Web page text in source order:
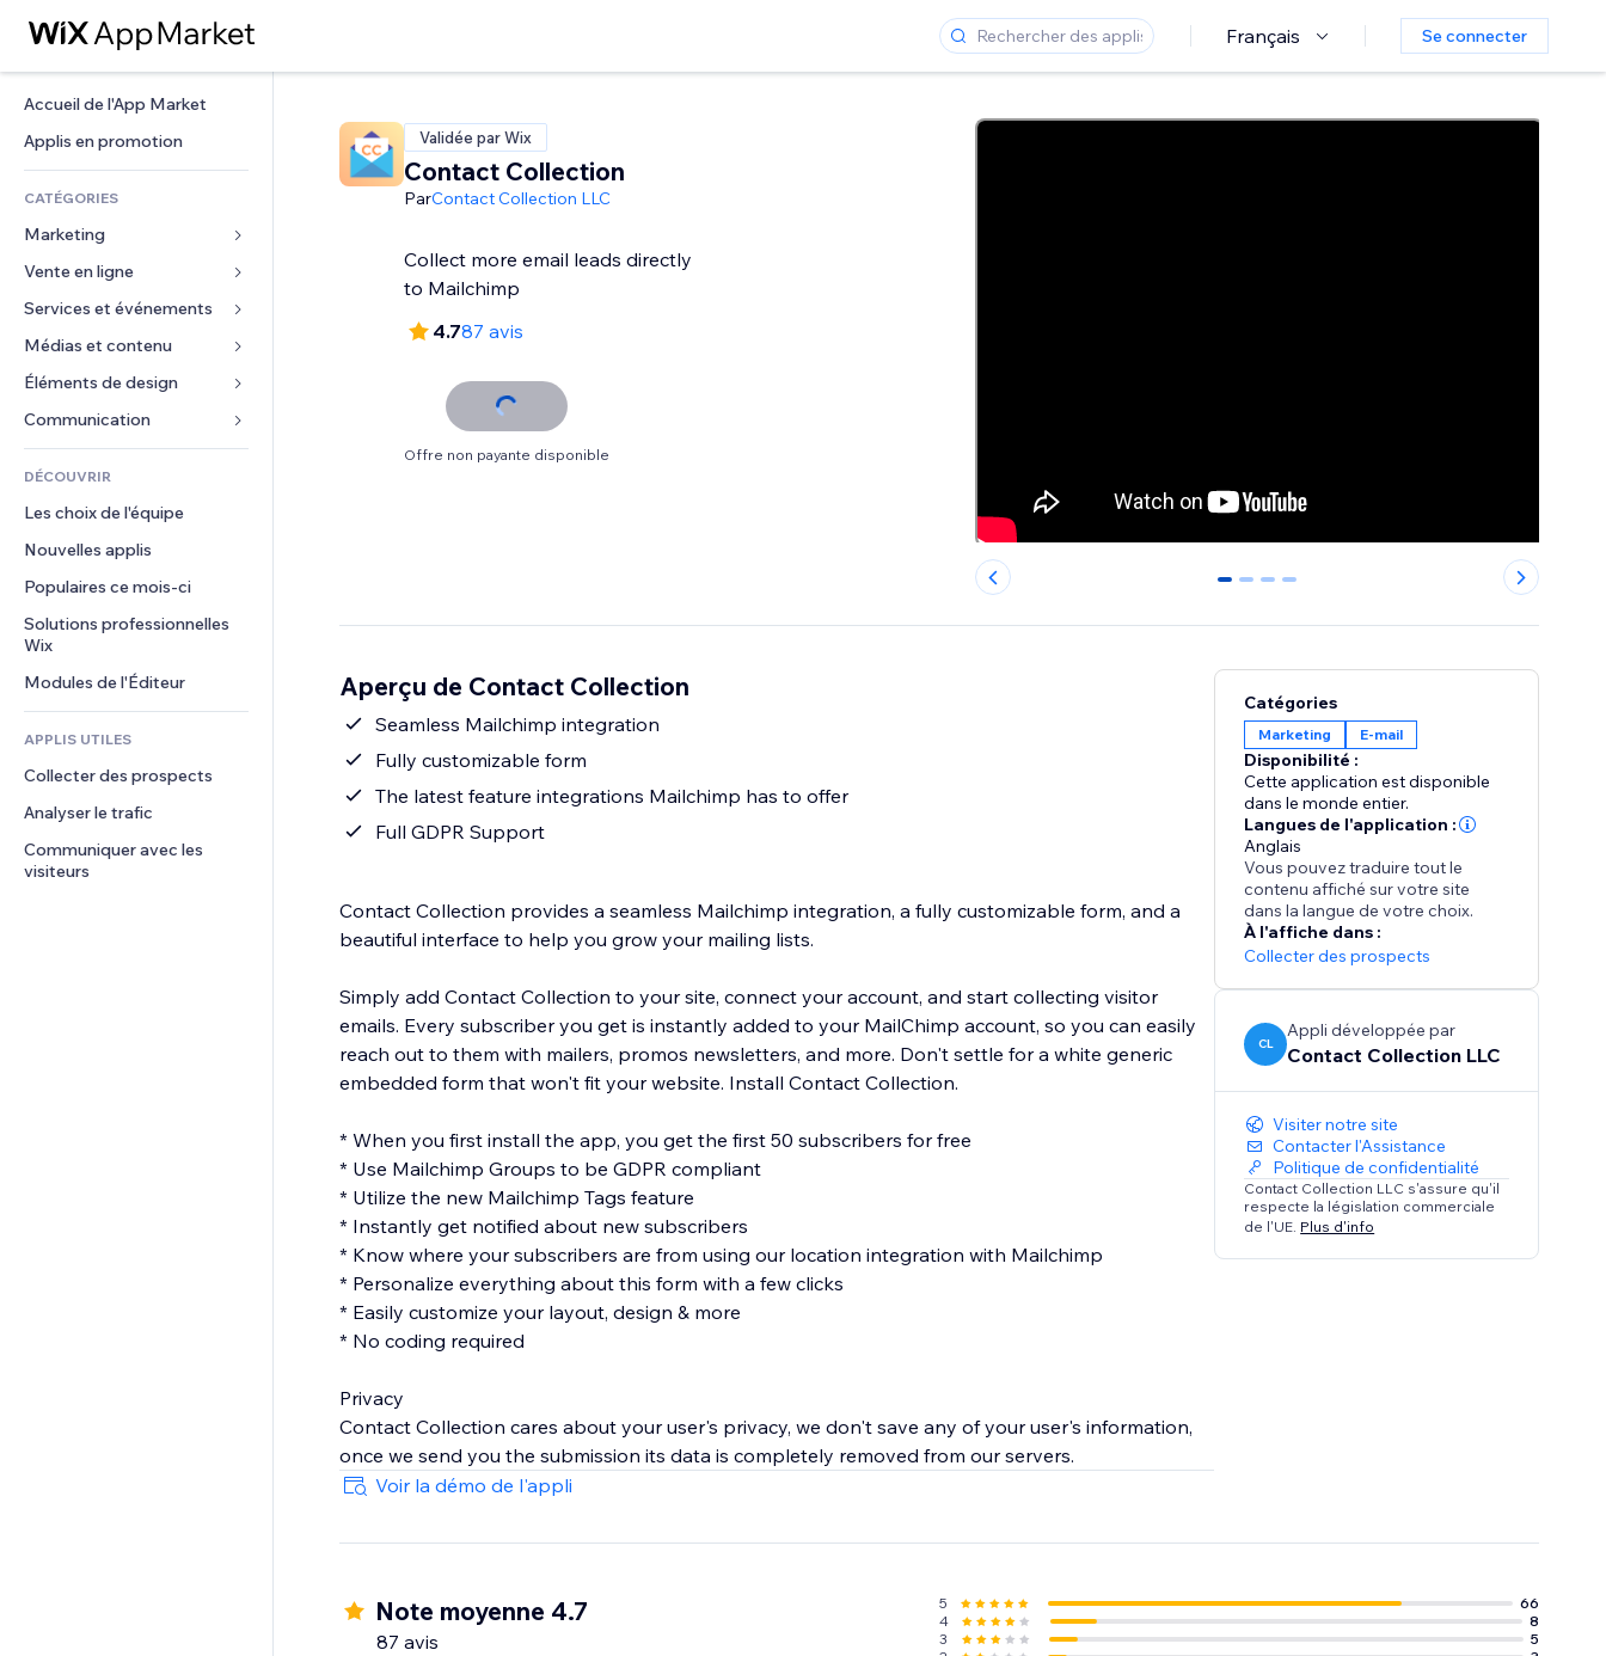
Français Se connecter
Accueil de l'App Market
Applis en promotion
CATÉGORIES
Marketing
Publicités
Mobile
Données analytiques
Réseaux sociaux
Classement de sites
E-mail
Vente en ligne
Applis pour les boutiques
Expédition et livraison
Boutons Vente
Comptabilité
Coupons et fidélisation
Solutions d'entreposage
Financement participatif
Alimentation et boissons
Services et événements
Hôtels
Événements
Restaurants
Immobilier
Réservations
Médias et contenu
Galerie
Musique
Podcasts
Photographie
Vidéo
PDF
Partage de fichiers
Actualités
Services de contenu
Effets de texte
Éléments de design
Cartes et navigation
Confidentialité
Horloge
Modèles de pages
Effets sur images
Boutons et menus
Bannières et badges
Calculateurs
Rechercher
Formulaires
Sondages
Chat
Commentaires
Téléphone
Communauté
Avis et commentaires
DÉCOUVRIR
Les choix de l'équipe
Nouvelles applis
Populaires ce mois‑ci
Solutions professionnelles
Wix
Modules de l'Éditeur
APPLIS UTILES
Collecter des prospects
Analyser le trafic
Communiquer avec les
visiteurs
Validée par Wix
Contact Collection
ParContact Collection LLC
Collect more email leads directly
to Mailchimp
4.787 avis
Offre non payante disponible
0 1 2 3
Aperçu de Contact Collection
Seamless Mailchimp integration
Fully customizable form
The latest feature integrations Mailchimp has to offer
Full GDPR Support
Contact Collection provides a seamless Mailchimp integration, a fully customizable form, and a
beautiful interface to help you grow your mailing lists.
Simply add Contact Collection to your site, connect your account, and start collecting visitor
emails. Every subscriber you get is instantly added to your MailChimp account, so you can easily
reach out to them with mailers, promos newsletters, and more. Don't settle for a white generic
embedded form that won't fit your website. Install Contact Collection.
* When you first install the app, you get the first 50 subscribers for free
* Use Mailchimp Groups to be GDPR compliant
* Utilize the new Mailchimp Tags feature
* Instantly get notified about new subscribers
* Know where your subscribers are from using our location integration with Mailchimp
* Personalize everything about this form with a few clicks
* Easily customize your layout, design & more
* No coding required
Privacy
Contact Collection cares about your user's privacy, we don't save any of your user's information,
once we send you the submission its data is completely removed from our servers.
Voir la démo de l'appli
Catégories
Marketing E-mail
Disponibilité :
Cette application est disponible
dans le monde entier.
Langues de l'application :
Anglais
Vous pouvez traduire tout le
contenu affiché sur votre site
dans la langue de votre choix.
À l'affiche dans :
Collecter des prospects
CL
Appli développée par
Contact Collection LLC
Visiter notre site
Contacter l'Assistance
Politique de confidentialité
Contact Collection LLC s'assure qu'il
respecte la législation commerciale
de l'UE. Plus d'info
Note moyenne 4.7
87 avis
5
66
4
8
3
5